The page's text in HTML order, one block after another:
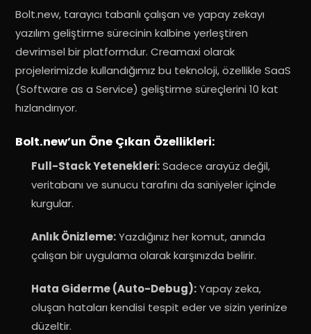
Bolt.new, tarayıcı tabanlı çalışan ve yapay zekayı
yazılım geliştirme sürecinin kalbine yerleştiren
devrimsel bir platformdur. Creamaxi olarak
projelerimizde kullandığımız bu teknoloji, özellikle SaaS
(Software as a Service) geliştirme süreçlerini 10 kat
hızlandırıyor.
Bolt.new’un Öne Çıkan Özellikleri:
Full-Stack Yetenekleri:Sadece arayüz değil,
veritabanı ve sunucu tarafını da saniyeler içinde
kurgular.
Anlık Önizleme:Yazdığınız her komut, anında
çalışan bir uygulama olarak karşınızda belirir.
Hata Giderme (Auto-Debug):Yapay zeka,
oluşan hataları kendisi tespit eder ve sizin yerinize
düzeltir.